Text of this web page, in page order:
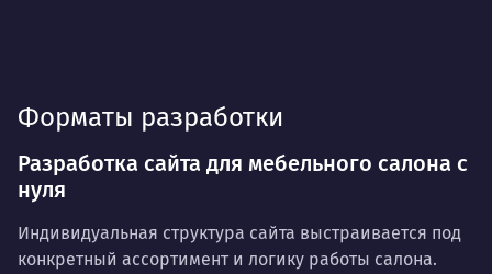
Форматы разработки
Разработка сайта для мебельного салона с
нуля
Индивидуальная структура сайта выстраивается под
конкретный ассортимент и логику работы салона.